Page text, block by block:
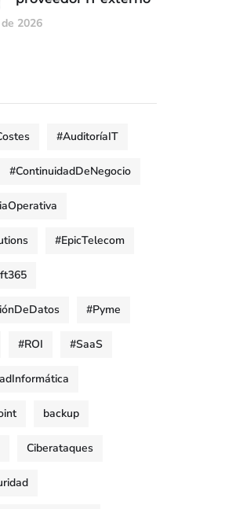
2026
#AuditoríaIT
#ContinuidadDeNegocio
#EpicTelecom
#Pyme
#ROI #SaaS
backup
Ciberataques